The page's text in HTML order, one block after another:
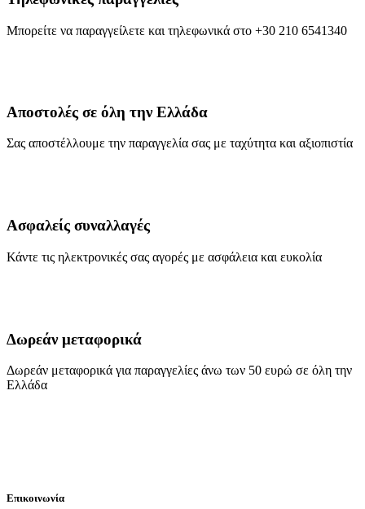
Μπορείτε να παραγγείλετε και τηλεφωνικά στο +30 210 6541340
Αποστολές σε όλη την Ελλάδα
Σας αποστέλλουμε την παραγγελία σας με ταχύτητα και αξιοπιστία
Ασφαλείς συναλλαγές
Κάντε τις ηλεκτρονικές σας αγορές με ασφάλεια και ευκολία
Δωρεάν μεταφορικά
Δωρεάν μεταφορικά για παραγγελίες άνω των 50 ευρώ σε όλη την
Ελλάδα
Επικοινωνία